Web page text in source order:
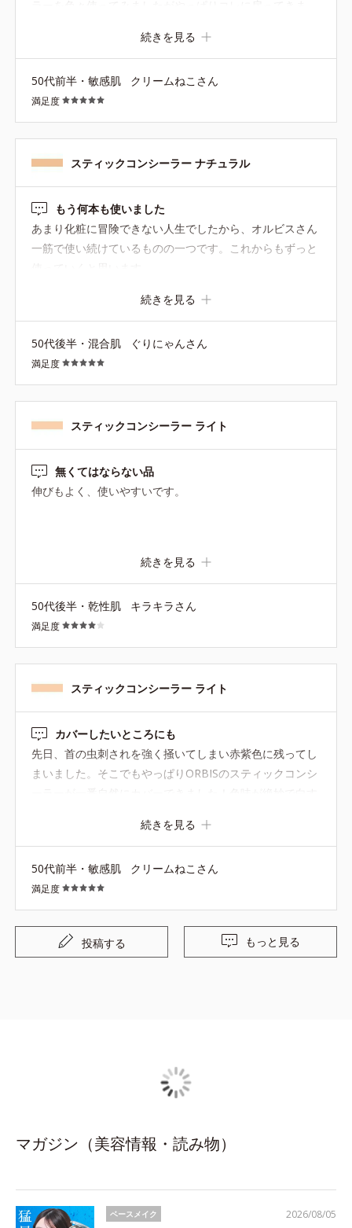
のでシミ以外にもクマやほうれい線など明るくしたい所に
も使えますよ。
続きを見る
50代前半・敏感肌 クリームねこさん
満足度
スティックコンシーラー ナチュラル
もう何本も使いました
あまり化粧に冒険できない人生でしたから、オルビスさん
一筋で使い続けているものの一つです。これからもずっと
続きを見る
50代後半・混合肌 ぐりにゃんさん
満足度
スティックコンシーラー ライト
無くてはならない品
伸びもよく、使いやすいです。
続きを見る
50代後半・乾性肌 キラキラさん
満足度
スティックコンシーラー ライト
カバーしたいところにも
先日、首の虫刺されを強く掻いてしまい赤紫色に残ってし
まいました。そこでもやっぱりORBISのスティックコンシ
続きを見る
50代前半・敏感肌 クリームねこさん
満足度
投稿する もっと見る
マガジン（美容情報・読み物）
ベースメイク 2026/08/05